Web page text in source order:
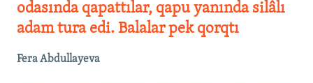
odasında qapattılar, qapu yanında silâlı
adam tura edi. Balalar pek qorqtı
Fera Abdullayeva